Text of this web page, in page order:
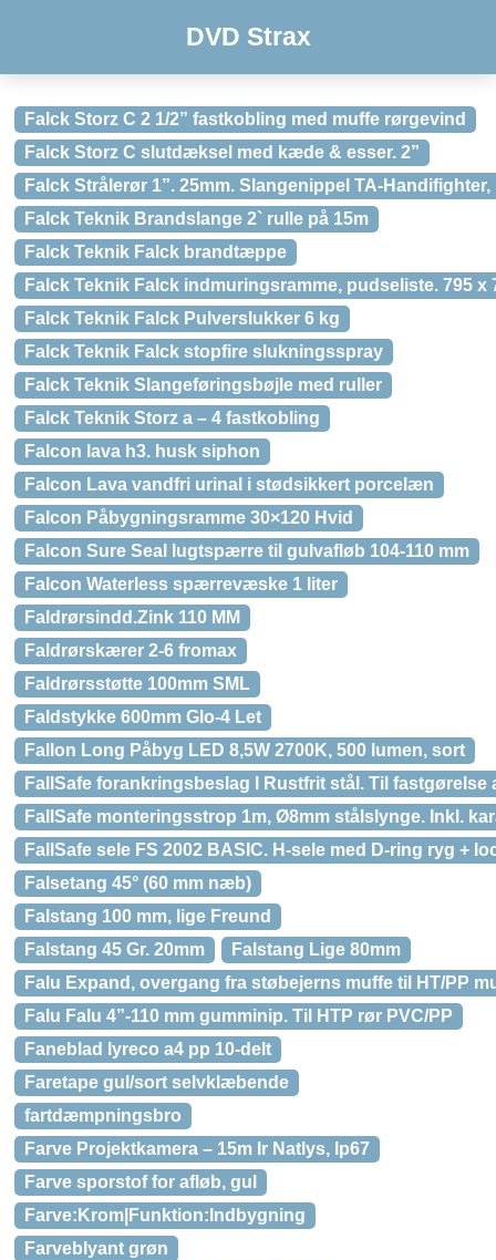
DVD Strax
Falck Storz C 2 1/2” fastkobling med muffe rørgevind
Falck Storz C slutdæksel med kæde & esser. 2”
Falck Strålerør 1”. 25mm. Slangenippel TA-
Falck Teknik Brandslange 2` rulle på 15m
Falck Teknik Falck brandtæppe
Falck Teknik Falck indmuringsramme, pudseliste. 795 x
Falck Teknik Falck Pulverslukker 6 kg
Falck Teknik Falck stopfire slukningsspray
Falck Teknik Slangeføringsbøjle med ruller
Falck Teknik Storz a – 4 fastkobling
Falcon lava h3. husk siphon
Falcon Lava vandfri urinal i stødsikkert porcelæn
Falcon Påbygningsramme 30×120 Hvid
Falcon Sure Seal lugtspærre til gulvafløb 104-110 mm
Falcon Waterless spærrevæske 1 liter
Faldrørsindd.Zink 110 MM
Faldrørskærer 2-6 fromax
Faldrørsstøtte 100mm SML
Faldstykke 600mm Glo-4 Let
Fallon Long Påbyg LED 8,5W 2700K, 500 lumen, sort
FallSafe forankringsbeslag I Rustfrit stål. Til
FallSafe monteringsstrop 1m, Ø8mm stålslynge. Inkl.
FallSafe sele FS 2002 BASIC. H-sele med D-ring ryg +
Falsetang 45° (60 mm næb)
Falstang 100 mm, lige Freund
Falstang 45 Gr. 20mm
Falstang Lige 80mm
Falu Expand, overgang fra støbejerns muffe til HT/PP
Falu Falu 4”-110 mm gumminip. Til HTP rør PVC/PP
Faneblad lyreco a4 pp 10-delt
Faretape gul/sort selvklæbende
fartdæmpningsbro
Farve Projektkamera – 15m Ir Natlys, Ip67
Farve sporstof for afløb, gul
Farve:Krom|Funktion:Indbygning
Farveblyant grøn